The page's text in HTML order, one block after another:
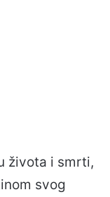
života i smrti,
svog